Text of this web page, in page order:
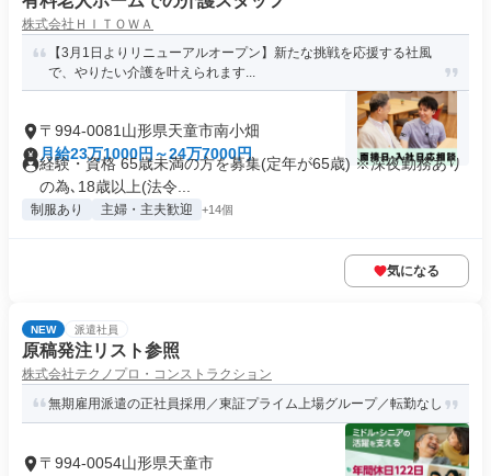
株式会社ＨＩＴＯＷＡ
【3月1日よりリニューアルオープン】新たな挑戦を応援する社風
で、やりたい介護を叶えられます...
〒994-0081山形県天童市南小畑
月給23万1000円～24万7000円
経験・資格 65歳未満の方を募集(定年が65歳) ※深夜勤務あり
の為､18歳以上(法令...
制服あり 主婦・主夫歓迎 +14個
気になる
NEW 派遣社員
原稿発注リスト参照
株式会社テクノプロ・コンストラクション
無期雇用派遣の正社員採用／東証プライム上場グループ／転勤なし
〒994-0054山形県天童市